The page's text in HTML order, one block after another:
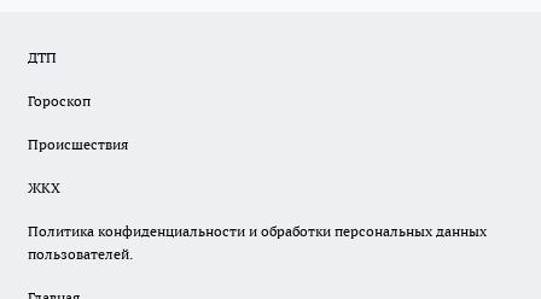
ДТП
Гороскоп
Происшествия
ЖКХ
Политика конфиденциальности и обработки персональных данных
пользователей.